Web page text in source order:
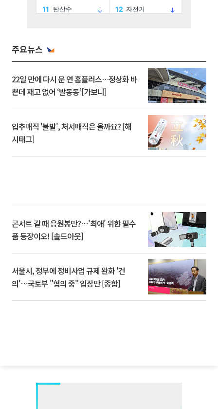
주요뉴스
22일 만에 다시 문 연 홈플러스…정상화 바
쁜데 재고 없어 ‘발동동’[가보니]
입추매직 '불발', 처서매직은 올까요? [해
시태그]
콘서트 갈 때 응원봉만?⋯'최애' 위한 필수
품 등장이오! [솔드아웃]
서울시, 정부에 정비사업 규제 완화 '건
의'⋯국토부 "협의 중" 입장만 [종합]